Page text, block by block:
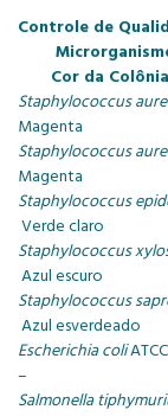
Controle de
Cor da Colônia
Staphylococcus
Magenta
Staphylococcus
Magenta
Staphylococcus
Verde claro
Staphylococcus
Azul escuro
Staphylococcus
Azul esverdeado
Escherichia coli
–
Salmonella